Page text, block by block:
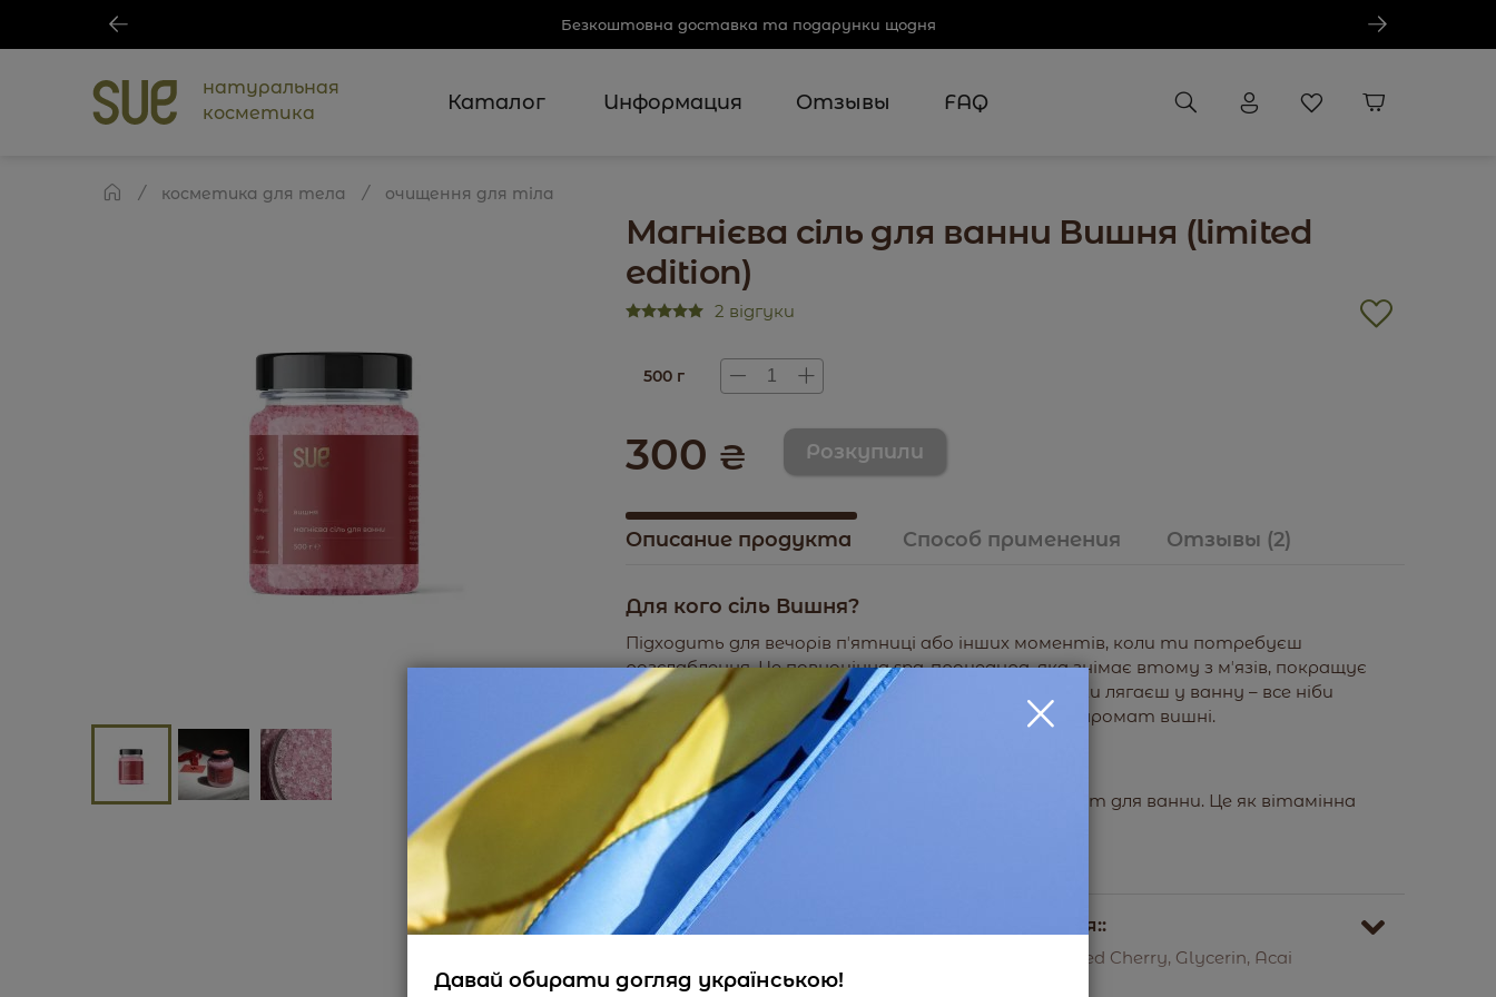
Безкоштовна доставка та подарунки щодня
натуральная
косметика
Каталог Информация Отзывы FAQ
косметика для тела очищення для тіла
Магнієва сіль для ванни Вишня (limited
edition)
2 відгуки
500 г
300 ₴
Описание продукта Способ применения Отзывы (2)
Для кого сіль Вишня?
Підходить для вечорів пʼятниці або інших моментів, коли ти потребуєш
розслаблення. Це повноцінна spa-процедура, яка знімає втому з мʼязів, покращує
стан шкіри і бонусом заспокоює тебе. Бо як тільки лягаєш у ванну – все ніби
обнуляється, є тільки ти, тепла вода і радісний аромат вишні.
Чим особлива сіль Вишня?
Це магнієва сіль, тому це не просто гарний аромат для ванни. Це як вітамінна
бомбочка для твого тіла:
знімає мʼязову напругу
сприяє зменшенню набряків
полегшує біль та дискомфорт у тілі
Состав продукта / Страна происхождения::
INCI: Magnesuim Sulfate, Perfume Composition Refined Cherry, Glycerin, Acai
Powder.
Давай обирати догляд українською!